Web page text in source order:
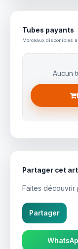
Tubes payants
Morceaux disponibles
Aucun
Partager cet
Faites découvrir
Partager